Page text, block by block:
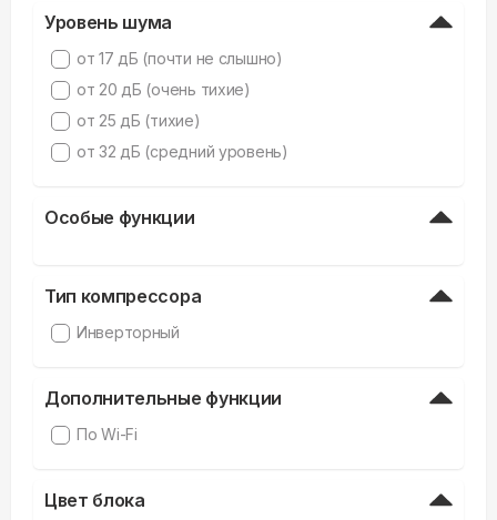
Уровень шума
от 17 дБ (почти не слышно)
от 20 дБ (очень тихие)
от 25 дБ (тихие)
от 32 дБ (средний уровень)
Особые функции
Тип компрессора
Инверторный
Дополнительные функции
По Wi-Fi
Цвет блока